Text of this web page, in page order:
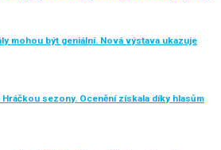
mohou být geniální. Nová výstava ukazuje
Hráčkou sezony. Ocenění získala díky hlasům